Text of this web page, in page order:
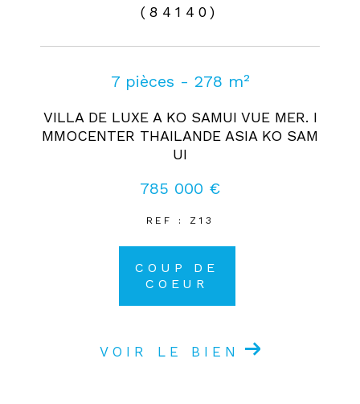
(84140)
7 pièces - 278 m²
VILLA DE LUXE A KO SAMUI VUE MER. I
MMOCENTER THAILANDE ASIA KO SAM
UI
785 000 €
REF : Z13
COUP DE
COEUR
VOIR LE BIEN